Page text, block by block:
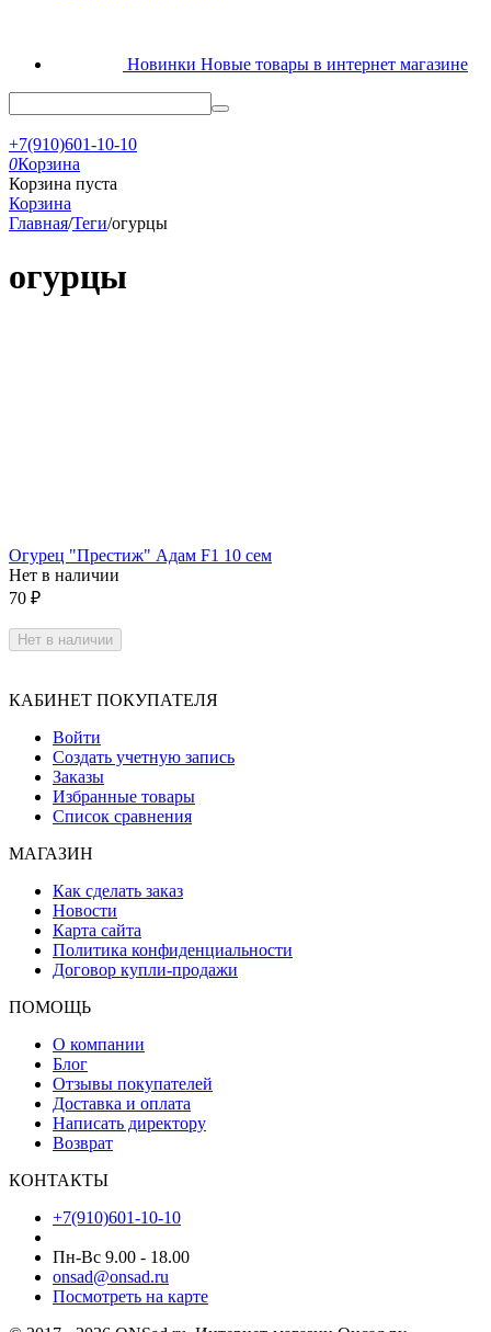
Новинки Новые товары в интернет магазине
+7(910)601-10-10
0Корзина
Корзина пуста
Корзина
Главная/Теги/огурцы
огурцы
Огурец "Престиж" Адам F1 10 сем
Нет в наличии
70 ₽
Нет в наличии
КАБИНЕТ ПОКУПАТЕЛЯ
Войти
Создать учетную запись
Заказы
Избранные товары
Список сравнения
МАГАЗИН
Как сделать заказ
Новости
Карта сайта
Политика конфиденциальности
Договор купли-продажи
ПОМОЩЬ
О компании
Блог
Отзывы покупателей
Доставка и оплата
Написать директору
Возврат
КОНТАКТЫ
+7(910)601-10-10
Пн-Вс 9.00 - 18.00
onsad@onsad.ru
Посмотреть на карте